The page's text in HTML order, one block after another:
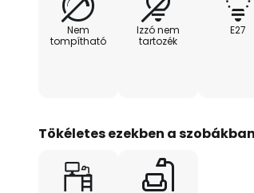
Akár a
felhasználót.
kivitelezés
igényeket
Nem
tompítható
Izzó nem
tartozék
E27
Tökéletes ezekben a szobákban